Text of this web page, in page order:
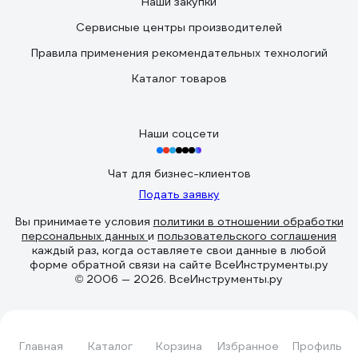
Главная Каталог Корзина Избранное Профиль
Сервисные центры производителей
Правила применения рекомендательных технологий
Каталог товаров
Наши соцсети
Чат для бизнес-клиентов
Подать заявку
Вы принимаете условия политики в отношении обработки
персональных данных и пользовательского соглашения
каждый раз, когда оставляете свои данные в любой
форме обратной связи на сайте ВсеИнструменты.ру
© 2006 — 2026. ВсеИнструменты.ру